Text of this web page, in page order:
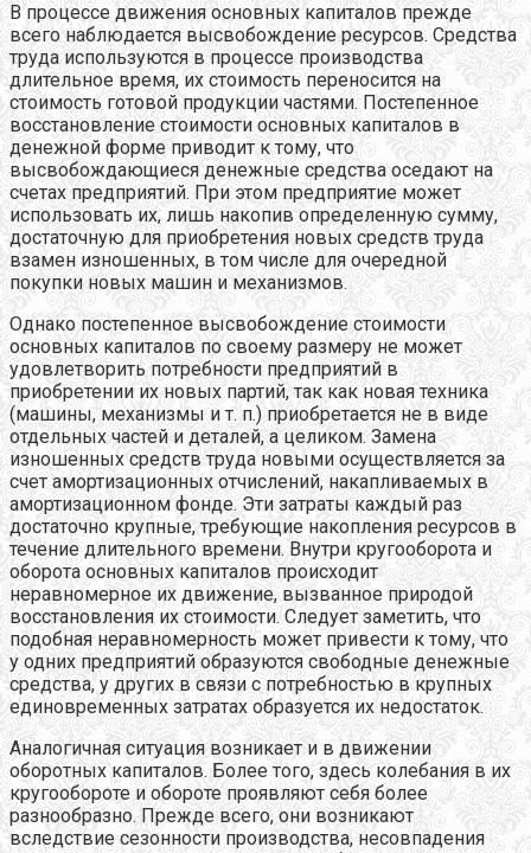
В процессе движения основных капиталов прежде
всего наблюдается высвобождение ресурсов. Средства
труда используются в процессе производства
длительное время, их стоимость переносится на
стоимость готовой продукции частями. Постепенное
восстановление стоимости основных капиталов в
денежной форме приводит к тому, что
высвобождающиеся денежные средства оседают на
счетах предприятий. При этом предприятие может
использовать их, лишь накопив определенную сумму,
достаточную для приобретения новых средств труда
взамен изношенных, в том числе для очередной
покупки новых машин и механизмов.
Однако постепенное высвобождение стоимости
основных капиталов по своему размеру не может
удовлетворить потребности предприятий в
приобретении их новых партий, так как новая техника
(машины, механизмы и т. п.) приобретается не в виде
отдельных частей и деталей, а целиком. Замена
изношенных средств труда новыми осуществляется за
счет амортизационных отчислений, накапливаемых в
амортизационном фонде. Эти затраты каждый раз
достаточно крупные, требующие накопления ресурсов в
течение длительного времени. Внутри кругооборота и
оборота основных капиталов происходит
неравномерное их движение, вызванное природой
восстановления их стоимости. Следует заметить, что
подобная неравномерность может привести к тому, что
у одних предприятий образуются свободные денежные
средства, у других в связи с потребностью в крупных
единовременных затратах образуется их недостаток.
Аналогичная ситуация возникает и в движении
оборотных капиталов. Более того, здесь колебания в их
кругообороте и обороте проявляют себя более
разнообразно. Прежде всего, они возникают
вследствие сезонности производства, несовпадения